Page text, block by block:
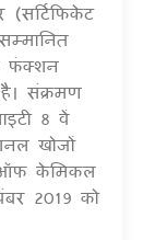
(सर्टिफिकेट
फंक्शन
है। संक्रमण
8 वें
खोजों
ऑफ केमिकल
2019 को